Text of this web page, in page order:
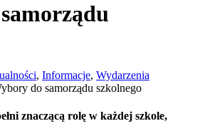
, Informacje, Wydarzenia
do samorządu szkolnego
znaczącą rolę w każdej szkole,